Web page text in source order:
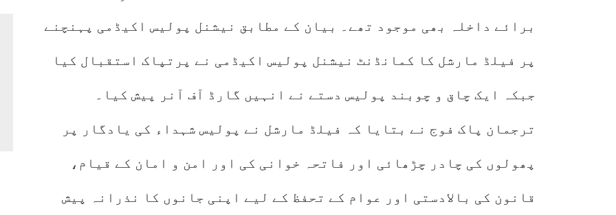
برائے داخلہ بھی موجود تھے۔ بیان کے مطابق نیشنل پولیس اکیڈمی پہنچنے
پر فیلڈ مارشل کا کمانڈنٹ نیشنل پولیس اکیڈمی نے پرتپاک استقبال کیا
جبکہ ایک چاق و چوبند پولیس دستے نے انہیں گارڈ آف آنر پیش کیا۔
ترجمان پاک فوج نے بتایا کہ فیلڈ مارشل نے پولیس شہداء کی یادگار پر
پھولوں کی چادر چڑھائی اور فاتحہ خوانی کی اور امن و امان کے قیام،
قانون کی بالادستی اور عوام کے تحفظ کے لیے اپنی جانوں کا نذرانہ پیش